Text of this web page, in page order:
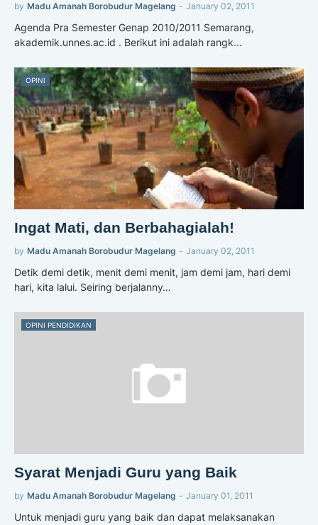
by Madu Amanah Borobudur Magelang - January 02, 2011
Agenda Pra Semester Genap 2010/2011 Semarang,
akademik.unnes.ac.id . Berikut ini adalah rangk…
OPINI
Ingat Mati, dan Berbahagialah!
by Madu Amanah Borobudur Magelang - January 02, 2011
Detik demi detik, menit demi menit, jam demi jam, hari demi
hari, kita lalui. Seiring berjalanny…
OPINI PENDIDIKAN
Syarat Menjadi Guru yang Baik
by Madu Amanah Borobudur Magelang - January 01, 2011
Untuk menjadi guru yang baik dan dapat melaksanakan